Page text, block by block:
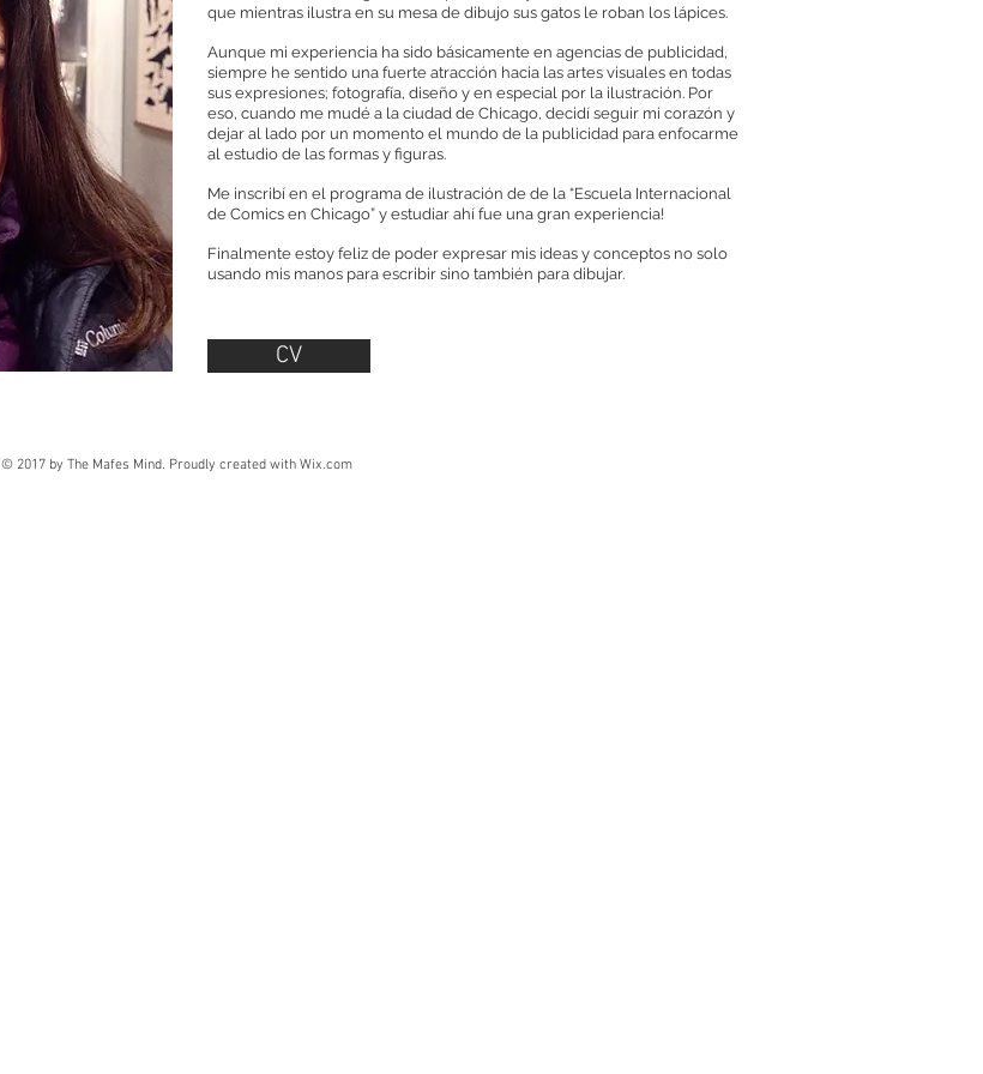
que mientras ilustra en su mesa de dibujo sus gatos le roban los lápices.
Aunque mi experiencia ha sido básicamente en agencias de publicidad,
siempre he sentido una fuerte atracción hacia las artes visuales en todas
sus expresiones; fotografía, diseño y en especial por la ilustración. Por
eso, cuando me mudé a la ciudad de Chicago, decidí seguir mi corazón y
dejar al lado por un momento el mundo de la publicidad para enfocarme
al estudio de las formas y figuras.
Me inscribí en el programa de ilustración de de la “Escuela Internacional
de Comics en Chicago” y estudiar ahí fue una gran experiencia!
Finalmente estoy feliz de poder expresar mis ideas y conceptos no solo
usando mis manos para escribir sino también para dibujar.
CV
© 2017 by The Mafes Mind. Proudly created with Wix.com